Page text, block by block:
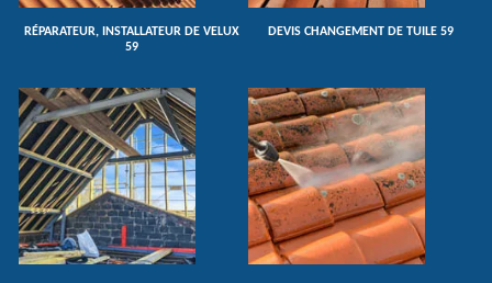
RÉPARATEUR, INSTALLATEUR DE VELUX
59
DEVIS CHANGEMENT DE TUILE 59